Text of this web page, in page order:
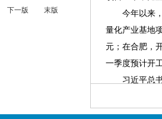
下一版 末版
今年以来，
量化产业基地
元；在合肥，
一季度预计开
习近平总书
发市场活力，